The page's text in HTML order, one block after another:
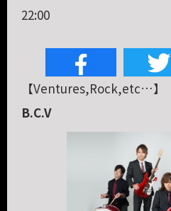
22:00
【Ventures,Rock,etc…】
B.C.V